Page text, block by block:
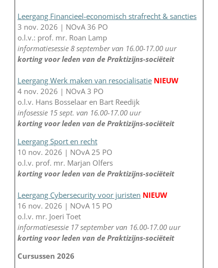
Leergang Financieel-economisch strafrecht & sancties
3 nov. 2026 | NOvA 36 PO
o.l.v.: prof. mr. Roan Lamp
informatiesessie 8 september van 16.00-17.00 uur
korting voor leden van de Praktizijns-sociëteit
Leergang Werk maken van resocialisatie NIEUW
4 nov. 2026 | NOvA 3 PO
o.l.v. Hans Bosselaar en Bart Reedijk
infosessie 15 sept. van 16.00-17.00 uur
korting voor leden van de Praktizijns-sociëteit
Leergang Sport en recht
10 nov. 2026 | NOvA 25 PO
o.l.v. prof. mr. Marjan Olfers
korting voor leden van de Praktizijns-sociëteit
Leergang Cybersecurity voor juristen NIEUW
16 nov. 2026 | NOvA 15 PO
o.l.v. mr. Joeri Toet
informatiesessie 17 september van 16.00-17.00 uur
korting voor leden van de Praktizijns-sociëteit
Cursussen 2026